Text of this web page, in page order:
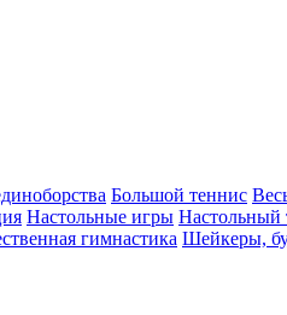
Большой теннис
Настольные игры Настольный
гимнастика Шейкеры,